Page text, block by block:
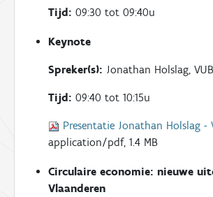
Tijd: 09:30 tot 09:40u
Keynote
Spreker(s): Jonathan Holslag, VUB
Tijd: 09:40 tot 10:15u
Presentatie Jonathan Holslag -
application/pdf, 1.4 MB
Circulaire economie: nieuwe
Vlaanderen